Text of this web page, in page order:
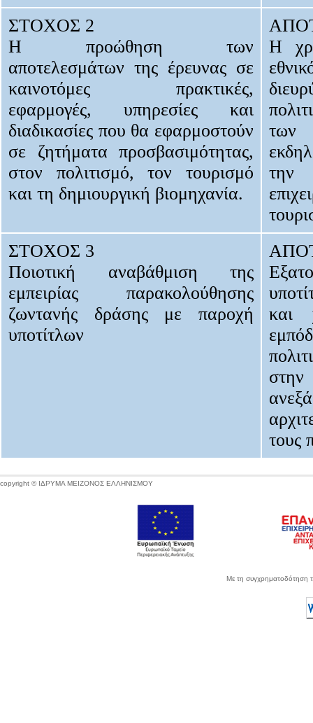
ΣΤΟΧΟΣ 2
Η προώθηση των
αποτελεσμάτων της έρευνας σε
καινοτόμες πρακτικές,
εφαρμογές, υπηρεσίες και
διαδικασίες που θα εφαρμοστούν
σε ζητήματα προσβασιμότητας,
στον πολιτισμό, τον τουρισμό
και τη δημιουργική βιομηχανία.
Η
των
την
ΣΤΟΧΟΣ 3
Ποιοτική αναβάθμιση της
εμπειρίας παρακολούθησης
ζωντανής δράσης με παροχή
υποτίτλων
και
τους
copyright © ΙΔΡΥΜΑ ΜΕΙΖΟΝΟΣ ΕΛΛΗΝΙΣΜΟΥ
Με τη συγχρηματοδότηση